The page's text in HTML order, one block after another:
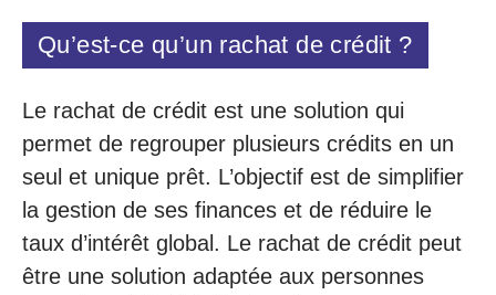
Qu’est-ce qu’un rachat de crédit ?
Le rachat de crédit est une solution qui
permet de regrouper plusieurs crédits en un
seul et unique prêt. L’objectif est de simplifier
la gestion de ses finances et de réduire le
taux d’intérêt global. Le rachat de crédit peut
être une solution adaptée aux personnes